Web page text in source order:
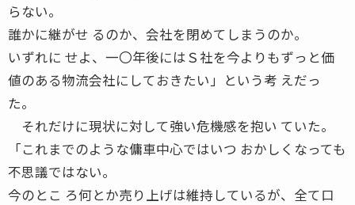
らない。
誰かに継がせ るのか、会社を閉めてしまうのか。
いずれに せよ、一〇年後にはＳ社を今よりもずっと価
値のある物流会社にしておきたい」という考 えだっ
た。
それだけに現状に対して強い危機感を抱い ていた。
「これまでのような傭車中心ではいつ おかしくなっても
不思議ではない。
今のとこ ろ何とか売り上げは維持しているが、全て口